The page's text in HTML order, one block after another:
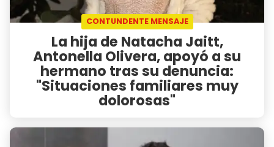
CONTUNDENTE MENSAJE
La hija de Natacha Jaitt,
Antonella Olivera, apoyó a su
hermano tras su denuncia:
"Situaciones familiares muy
dolorosas"